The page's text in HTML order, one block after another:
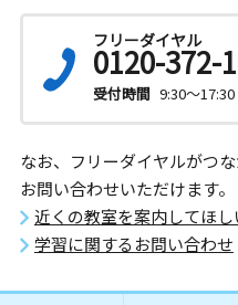
フリーダイヤル
0120-372-
受付時間 9:30～17:30
なお、フリーダイヤルがつ
お問い合わせいただけます。
近くの教室を案内してほし
学習に関するお問い合わせ